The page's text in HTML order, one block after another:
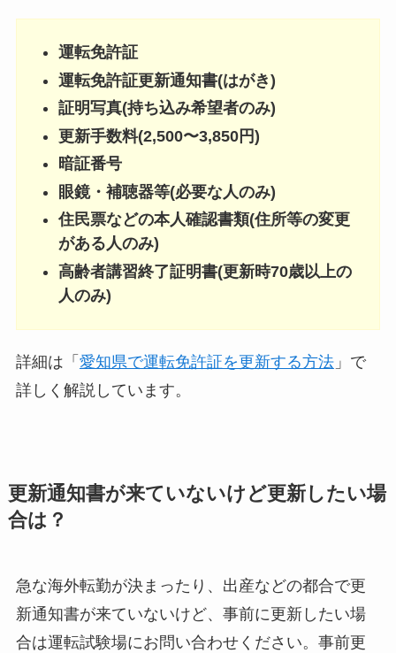
運転免許証
運転免許証更新通知書(はがき)
証明写真(持ち込み希望者のみ)
更新手数料(2,500〜3,850円)
暗証番号
眼鏡・補聴器等(必要な人のみ)
住民票などの本人確認書類(住所等の変更
がある人のみ)
高齢者講習終了証明書(更新時70歳以上の
人のみ)
詳細は「 愛知県で運転免許証を更新する方法」で
詳しく解説しています。
更新通知書が来ていないけど更新したい場
合は？
急な海外転勤が決まったり、出産などの都合で更
新通知書が来ていないけど、事前に更新したい場
合は運転試験場にお問い合わせください。事前更